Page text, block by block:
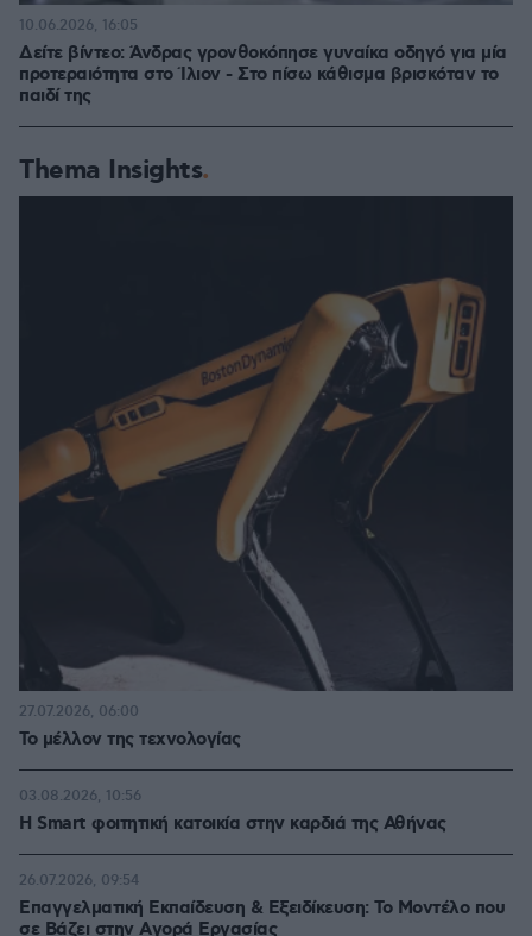
Δείτε βίντεο: Άνδρας γρονθοκόπησε γυναίκα οδηγό για μία
προτεραιότητα στο Ίλιον - Στο πίσω κάθισμα βρισκόταν το
παιδί της
10.06.2026, 16:05
Thema Insights
Το μέλλον της τεχνολογίας
27.07.2026, 06:00
Η Smart φοιτητική κατοικία στην καρδιά της Αθήνας
03.08.2026, 10:56
Επαγγελματική Εκπαίδευση & Εξειδίκευση: Το Mοντέλο που
σε Bάζει στην Aγορά Eργασίας
26.07.2026, 09:54